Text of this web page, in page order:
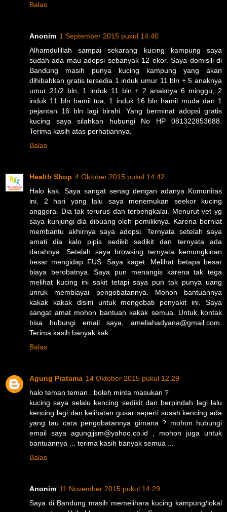
Balas
Anonim 1 September 2015 pukul 14.40
Alhamdulillah sampai sekarang kucing kampung saya
sudah ada mau adopsi sebanyak 12 ekor. Saya domisili di
Bandung masih punya kucing kampung yang akan
dihibahkan gratis tersedia 1 induk umur 11 bln + 5 anaknya
umur 21/2 bln, 1 induk 11 bln + 2 anaknya 6 minggu, 2
induk 11 bln hamil tua, 1 induk 16 bln hamil muda dan 1
pejantan 16 bln lagi birahi. Yang berminat adopsi gratis
kucing saya silahkan hubungi No HP 081322853688.
Terima kasih atas perhatiannya.
Balas
Health Shop 4 Oktober 2015 pukul 14.42
Halo kak. Saya sangat senag dengan adanya Komunitas
ini. 2 hari yang lalu saya menemukan seekor kucing
anggora. Dia tak terurus dan terbengkalai. Menurut vet yg
saya kunjungi dia dibuang oleh pemiliknya. Karena berniat
membantu akhirnya saya adopsi. Ternyata setelah saya
amati dia kalo pipis sedikit sedikit dan ternyata ada
darahnya. Setelah saya browsing ternyata kemungkinan
besar mengidap FUS. Saya kaget. Melihat betapa besar
biaya berobatnya. Saya pun menangis karena tak tega
melihat kucing ini sakit tetapi saya pun tak punya uang
unruk membiayai pengobatannya. Mohon bantuannya
kakak kakak disini untuk mengobati penyakit ini. Saya
sangat amat mohon bantuan kakak semua. Untuk kontak
bisa hubungi email saya, ameliahadyana@gmail.com.
Terima kasih banyak kak.
Balas
Agung Pratama 14 Oktober 2015 pukul 12.29
halo teman teman . boleh minta masukan ?
kucing saya selalu kencing sedikit dan berpindah lagi lalu
kencing lagi dan kelihatan gusar seperti susah kencing ada
yang tau cara pengobatannya gimana ? mohon hubungi
email saya agungjjsm@yahoo.co.id , mohon juga untuk
bantuannya ... terima kasih banyak semua ...
Balas
Anonim 11 November 2015 pukul 14.29
Saya di Bandung masih memelihara kucing kampung/lokal